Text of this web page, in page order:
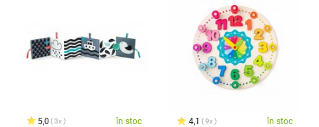
5,0 3x în stoc 4,1 9x în stoc